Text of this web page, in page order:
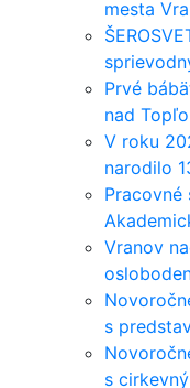
mesta
Prvé
nad
V roku
narodilo
Vranov
s
s